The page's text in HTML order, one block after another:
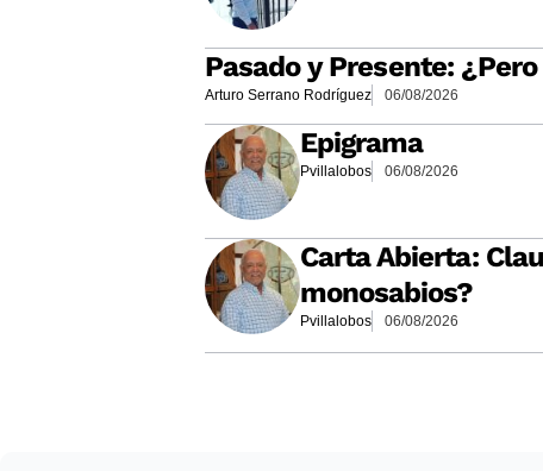
Pasado y Presente:
Arturo Serrano Rodríguez 06/08/2026
Epigrama
Pvillalobos 06/08/2026
Carta Abierta:
monosabios?
Pvillalobos 06/08/2026